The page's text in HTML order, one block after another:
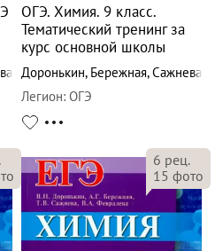
ОГЭ. Химия. 9 класс.
Тематический тренинг за
курс основной школы
Доронькин, Бережная,Сажнева
Легион: ОГЭ
6 рец.
15 фото